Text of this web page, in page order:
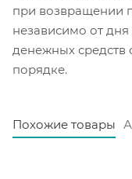
при возвращении
независимо от дня
денежных средств
порядке.
Похожие товары